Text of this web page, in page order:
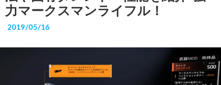
力マークスマンライフル！
2019/05/16